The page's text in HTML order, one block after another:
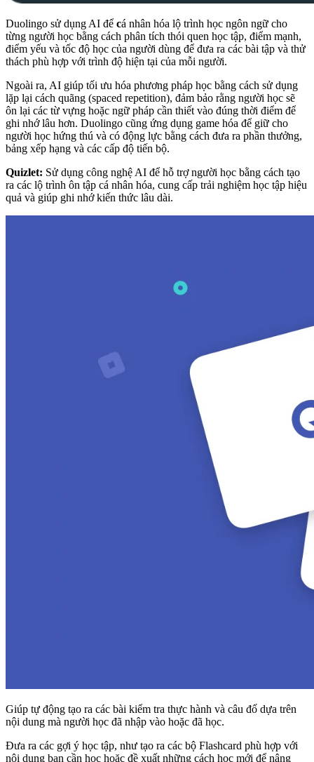
Duolingo sử dụng AI để cá nhân hóa lộ trình học ngôn ngữ cho
từng người học bằng cách phân tích thói quen học tập, điểm mạnh,
điểm yếu và tốc độ học của người dùng để đưa ra các bài tập và thử
thách phù hợp với trình độ hiện tại của mỗi người.
Ngoài ra, AI giúp tối ưu hóa phương pháp học bằng cách sử dụng
lặp lại cách quãng (spaced repetition), đảm bảo rằng người học sẽ
ôn lại các từ vựng hoặc ngữ pháp cần thiết vào đúng thời điểm để
ghi nhớ lâu hơn. Duolingo cũng ứng dụng game hóa để giữ cho
người học hứng thú và có động lực bằng cách đưa ra phần thưởng,
bảng xếp hạng và các cấp độ tiến bộ.
Quizlet: Sử dụng công nghệ AI để hỗ trợ người học bằng cách tạo
ra các lộ trình ôn tập cá nhân hóa, cung cấp trải nghiệm học tập hiệu
quả và giúp ghi nhớ kiến thức lâu dài.
Giúp tự động tạo ra các bài kiểm tra thực hành và câu đố dựa trên
nội dung mà người học đã nhập vào hoặc đã học.
Đưa ra các gợi ý học tập, như tạo ra các bộ Flashcard phù hợp với
nội dung bạn cần học hoặc đề xuất những cách học mới để nâng